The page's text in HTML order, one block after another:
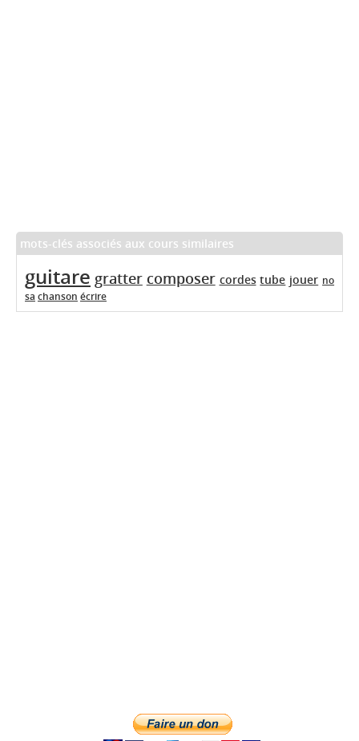
mots-clés associés aux cours similaires
guitare gratter composer cordes tube jouer no
sa chanson écrire